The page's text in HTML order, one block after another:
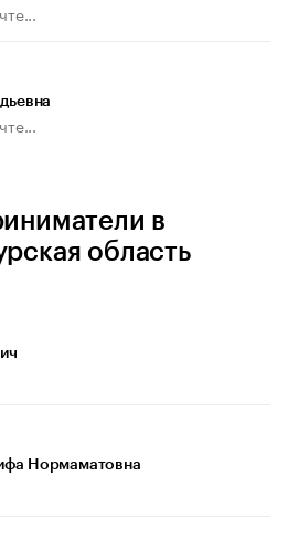
в
область
Нормаматовна